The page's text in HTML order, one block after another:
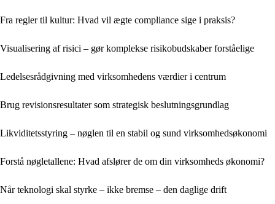
Fra regler til kultur: Hvad vil ægte compliance sige i praksis?
Visualisering af risici – gør komplekse risikobudskaber forståelige
Ledelsesrådgivning med virksomhedens værdier i centrum
Brug revisionsresultater som strategisk beslutningsgrundlag
Likviditetsstyring – nøglen til en stabil og sund virksomhedsøkonomi
Forstå nøgletallene: Hvad afslører de om din virksomheds økonomi?
Når teknologi skal styrke – ikke bremse – den daglige drift